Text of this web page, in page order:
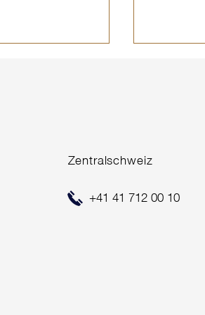
VERKAUF
Zentralschweiz
+41 41 712 00 10